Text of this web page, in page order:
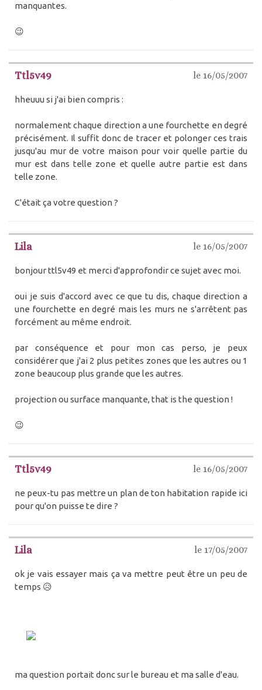
manquantes.
😉
Ttl5v49 le 16/05/2007
hheuuu si j'ai bien compris :
normalement chaque direction a une fourchette en degré
précisément. Il suffit donc de tracer et polonger ces trais
jusqu'au mur de votre maison pour voir quelle partie du
mur est dans telle zone et quelle autre partie est dans
telle zone.
C'était ça votre question ?
Lila le 16/05/2007
bonjour ttl5v49 et merci d'approfondir ce sujet avec moi.
oui je suis d'accord avec ce que tu dis, chaque direction a
une fourchette en degré mais les murs ne s'arrêtent pas
forcément au même endroit.
par conséquence et pour mon cas perso, je peux
considérer que j'ai 2 plus petites zones que les autres ou 1
zone beaucoup plus grande que les autres.
projection ou surface manquante, that is the question !
😉
Ttl5v49 le 16/05/2007
ne peux-tu pas mettre un plan de ton habitation rapide ici
pour qu'on puisse te dire ?
Lila le 17/05/2007
ok je vais essayer mais ça va mettre peut être un peu de
temps 😥
ma question portait donc sur le bureau et ma salle d'eau.